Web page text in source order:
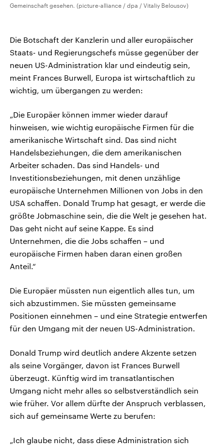
Gemeinschaft gesehen. (picture-alliance / dpa / Vitaliy Belousov)
Die Botschaft der Kanzlerin und aller europäischer
Staats- und Regierungschefs müsse gegenüber der
neuen US-Administration klar und eindeutig sein,
meint Frances Burwell, Europa ist wirtschaftlich zu
wichtig, um übergangen zu werden:
„Die Europäer können immer wieder darauf
hinweisen, wie wichtig europäische Firmen für die
amerikanische Wirtschaft sind. Das sind nicht
Handelsbeziehungen, die dem amerikanischen
Arbeiter schaden. Das sind Handels- und
Investitionsbeziehungen, mit denen unzählige
europäische Unternehmen Millionen von Jobs in den
USA schaffen. Donald Trump hat gesagt, er werde die
größte Jobmaschine sein, die die Welt je gesehen hat.
Das geht nicht auf seine Kappe. Es sind
Unternehmen, die die Jobs schaffen – und
europäische Firmen haben daran einen großen
Anteil.“
Die Europäer müssten nun eigentlich alles tun, um
sich abzustimmen. Sie müssten gemeinsame
Positionen einnehmen – und eine Strategie entwerfen
für den Umgang mit der neuen US-Administration.
Donald Trump wird deutlich andere Akzente setzen
als seine Vorgänger, davon ist Frances Burwell
überzeugt. Künftig wird im transatlantischen
Umgang nicht mehr alles so selbstverständlich sein
wie früher. Vor allem dürfte der Anspruch verblassen,
sich auf gemeinsame Werte zu berufen:
„Ich glaube nicht, dass diese Administration sich